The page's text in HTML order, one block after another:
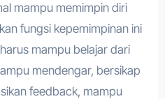
mampu memimpin diri
fungsi kepemimpinan ini
mampu belajar dari
mendengar, bersikap
feedback, mampu